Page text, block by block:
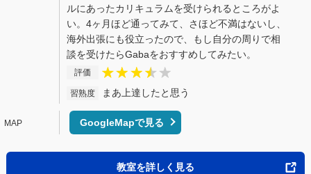
ルにあったカリキュラムを受けられるところがよ
い。4ヶ月ほど通ってみて、さほど不満はないし、
海外出張にも役立ったので、もし自分の周りで相
談を受けたらGabaをおすすめしてみたい。
評価
習熟度 まあ上達したと思う
GoogleMapで見る
教室を詳しく見る